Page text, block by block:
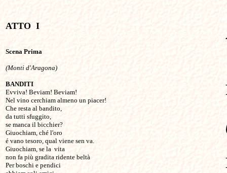
ATTO  I
Scena Prima
(Monti d'Aragona)
BANDITI
Evviva! Beviam! Beviam!
Nel vino cerchiam almeno un piacer!
Che resta al bandito,
da tutti sfuggito,
se manca il bicchier?
Giuochiam, ché l'oro
é vano tesoro, qual viene sen va.
Giuochiam, se la  vita
non fa più gradita ridente beltà
Per boschi e pendici